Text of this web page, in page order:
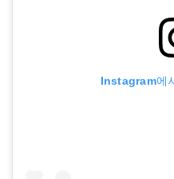
Instagram에